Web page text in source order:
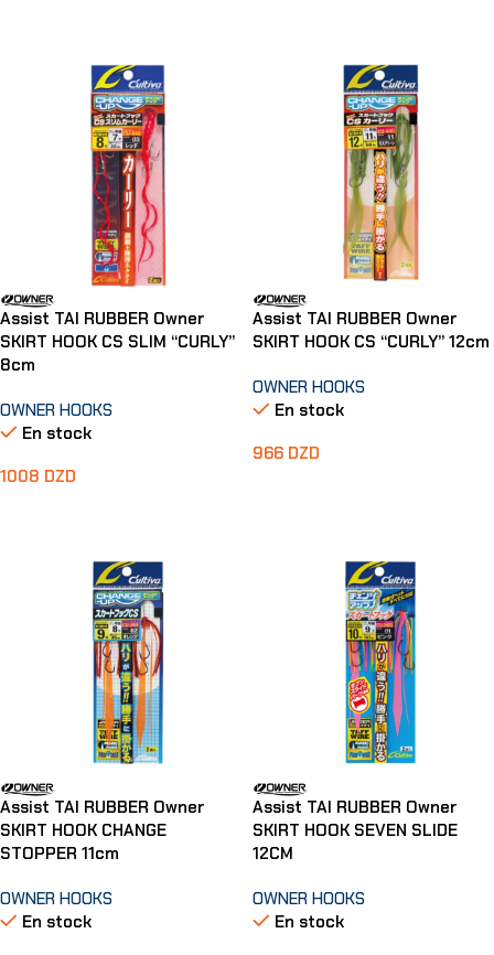
Assist TAI RUBBER Owner
SKIRT HOOK CS SLIM “CURLY”
8cm
OWNER HOOKS
En stock
1008 DZD
Assist TAI RUBBER Owner
SKIRT HOOK CS “CURLY” 12cm
OWNER HOOKS
En stock
966 DZD
Assist TAI RUBBER Owner
SKIRT HOOK CHANGE
STOPPER 11cm
OWNER HOOKS
En stock
Assist TAI RUBBER Owner
SKIRT HOOK SEVEN SLIDE
12CM
OWNER HOOKS
En stock